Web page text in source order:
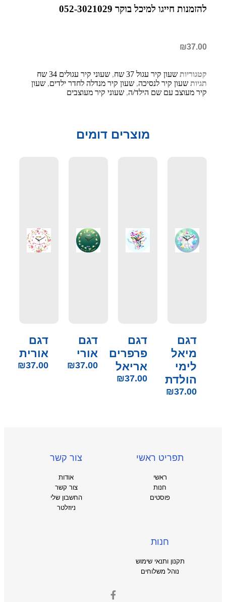
להזמנות חייגו למיכל בוקר 052-3021029
₪37.00
קטגוריות שעון קיר עגול 37 שח , שעוני קיר עגולים 34 שח
תגיות שעון קיר לנסיכה, שעון קיר מנדלה לחדר ילדים, שעון
קיר מעוצב עם שם הילד/ה, שעוני קיר מעוצבים
מוצרים דומים
דגם
מיאל
לימי
הולדת
₪37.00
דגם
פרפרים
אריאל
₪37.00
דגם
אורי
₪37.00
דגם
אורית
₪37.00
תפריט ראשי
ראשי
חנות
פוסטים
צור קשר
אודות
צור קשר
החשבון שלי
ניוזלטר
חנות
תקנון ותנאי שימוש
נוהל משלוחים